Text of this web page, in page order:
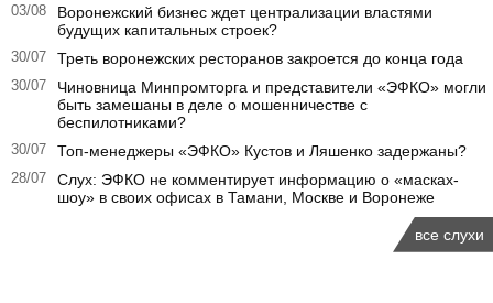
03/08
Воронежский бизнес ждет централизации властями
будущих капитальных строек?
30/07 Треть воронежских ресторанов закроется до конца года
30/07
Чиновница Минпромторга и представители «ЭФКО» могли
быть замешаны в деле о мошенничестве с
беспилотниками?
30/07 Топ-менеджеры «ЭФКО» Кустов и Ляшенко задержаны?
28/07
Слух: ЭФКО не комментирует информацию о «масках-
шоу» в своих офисах в Тамани, Москве и Воронеже
все слухи